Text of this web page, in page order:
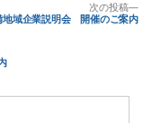
次の投稿
次
の
地域企業説明会 開催のご案内